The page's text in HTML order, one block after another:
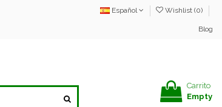
Español Wishlist (0)
Blog
Carrito
Empty